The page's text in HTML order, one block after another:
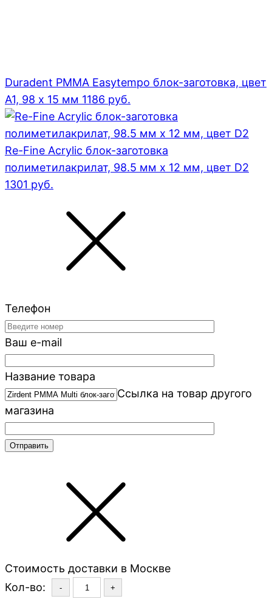
Duradent PMMA Easytempo блок-заготовка, цвет
А1, 98 x 15 мм 1186 руб.
Re-Fine Acrylic блок-заготовка
полиметилакрилат, 98.5 мм x 12 мм, цвет D2
1301 руб.
Телефон
Ваш e-mail
Название товара
Ссылка на товар другого
магазина
Стоимость доставки в Москве
Кол-во:
- +